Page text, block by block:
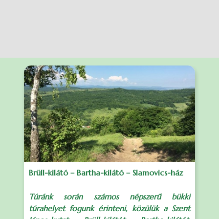
Brüll-kilátó – Bartha-kilátó – Slamovics-ház
Túránk során számos népszerű bükki
túrahelyet fogunk érinteni, közülük a Szent